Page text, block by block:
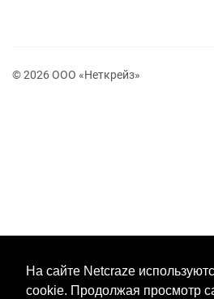
На сайте Netcraze
cookie. Продолжая просмотр
© 2026 ООО «Неткрейз»